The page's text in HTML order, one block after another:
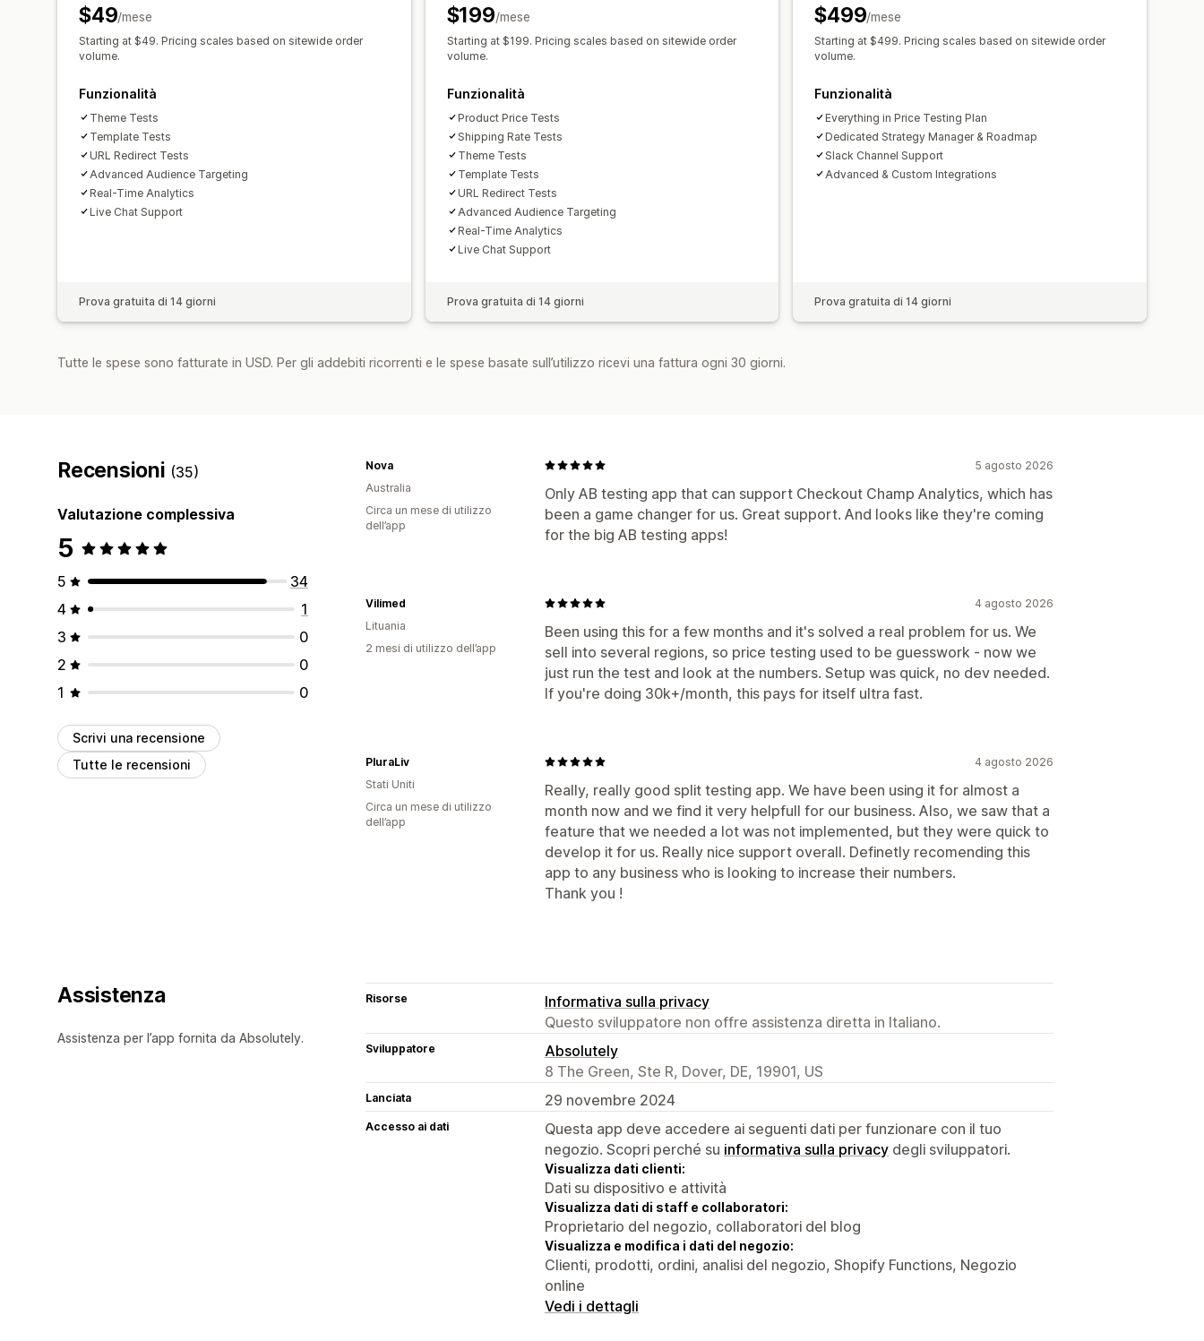
$49/mese
Starting at $49. Pricing scales based on sitewide order
volume.
Funzionalità
Theme Tests
Template Tests
URL Redirect Tests
Advanced Audience Targeting
Real-Time Analytics
Live Chat Support
Prova gratuita di 14 giorni
$199/mese
Starting at $199. Pricing scales based on sitewide order
volume.
Funzionalità
Product Price Tests
Shipping Rate Tests
Theme Tests
Template Tests
URL Redirect Tests
Advanced Audience Targeting
Real-Time Analytics
Live Chat Support
Prova gratuita di 14 giorni
$499/mese
Starting at $499. Pricing scales based on sitewide order
volume.
Funzionalità
Everything in Price Testing Plan
Dedicated Strategy Manager & Roadmap
Slack Channel Support
Advanced & Custom Integrations
Prova gratuita di 14 giorni
Tutte le spese sono fatturate in USD. Per gli addebiti ricorrenti e le spese basate sull’utilizzo ricevi una fattura ogni 30 giorni.
Recensioni (35)
Valutazione complessiva
5
5
34
4
1
3
0
2
0
1
0
Scrivi una recensione
Tutte le recensioni
5 agosto 2026
Only AB testing app that can support Checkout Champ Analytics, which has
been a game changer for us. Great support. And looks like they're coming
for the big AB testing apps!
Nova
Australia
Circa un mese di utilizzo
dell’app
4 agosto 2026
Been using this for a few months and it's solved a real problem for us. We
sell into several regions, so price testing used to be guesswork - now we
just run the test and look at the numbers. Setup was quick, no dev needed.
If you're doing 30k+/month, this pays for itself ultra fast.
Vilimed
Lituania
2 mesi di utilizzo dell’app
4 agosto 2026
Really, really good split testing app. We have been using it for almost a
month now and we find it very helpfull for our business. Also, we saw that a
feature that we needed a lot was not implemented, but they were quick to
develop it for us. Really nice support overall. Definetly recomending this
app to any business who is looking to increase their numbers.
Thank you !
PluraLiv
Stati Uniti
Circa un mese di utilizzo
dell’app
Assistenza
Assistenza per l’app fornita da Absolutely.
Risorse
Informativa sulla privacy
Questo sviluppatore non offre assistenza diretta in Italiano.
Sviluppatore
Absolutely
8 The Green, Ste R, Dover, DE, 19901, US
Lanciata 29 novembre 2024
Accesso ai dati
Questa app deve accedere ai seguenti dati per funzionare con il tuo
negozio. Scopri perché su informativa sulla privacy degli sviluppatori.
Visualizza dati clienti:
Dati su dispositivo e attività
Visualizza dati di staff e collaboratori:
Proprietario del negozio, collaboratori del blog
Visualizza e modifica i dati del negozio:
Clienti, prodotti, ordini, analisi del negozio, Shopify Functions, Negozio
online
Vedi i dettagli